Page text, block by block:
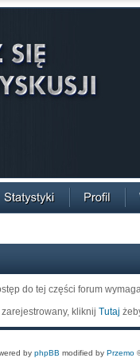
do tej części forum
kliknij Tutaj
by phpBB modified by Przemo